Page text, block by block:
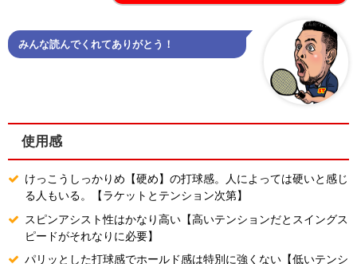
みんな読んでくれてありがとう！
使用感
けっこうしっかりめ【硬め】の打球感。人によっては硬いと感じ
る人もいる。【ラケットとテンション次第】
スピンアシスト性はかなり高い【高いテンションだとスイングス
ピードがそれなりに必要】
パリッとした打球感でホールド感は特別に強くない【低いテンシ